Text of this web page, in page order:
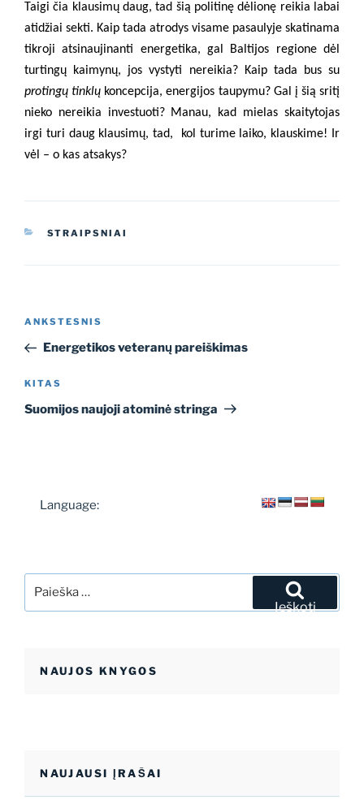
Taigi čia klausimų daug, tad šią politinę dėlionę reikia labai
atidžiai sekti. Kaip tada atrodys visame pasaulyje skatinama
tikroji atsinaujinanti energetika, gal Baltijos regione dėl
turtingų kaimynų, jos vystyti nereikia? Kaip tada bus su
protingų tinklų koncepcija, energijos taupymu? Gal į šią sritį
nieko nereikia investuoti? Manau, kad mielas skaitytojas
irgi turi daug klausimų, tad,
kol turime laiko, klauskime! Ir
vėl – o kas atsakys?
KATEGORIJOS
STRAIPSNIAI
Navigacija
įrašų
Ankstesnis
įrašas
ANKSTESNIS
Energetikos veteranų pareiškimas
Kitas
įrašas
KITAS
Suomijos naujoji atominė stringa
Language:
Ieškoti
NAUJOS KNYGOS
NAUJAUSI ĮRAŠAI